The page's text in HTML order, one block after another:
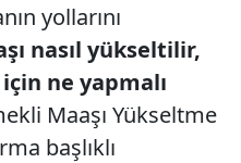
yollarını
nasıl yükseltilir,
ne yapmalı
Maaşı Yükseltme
başlıklı